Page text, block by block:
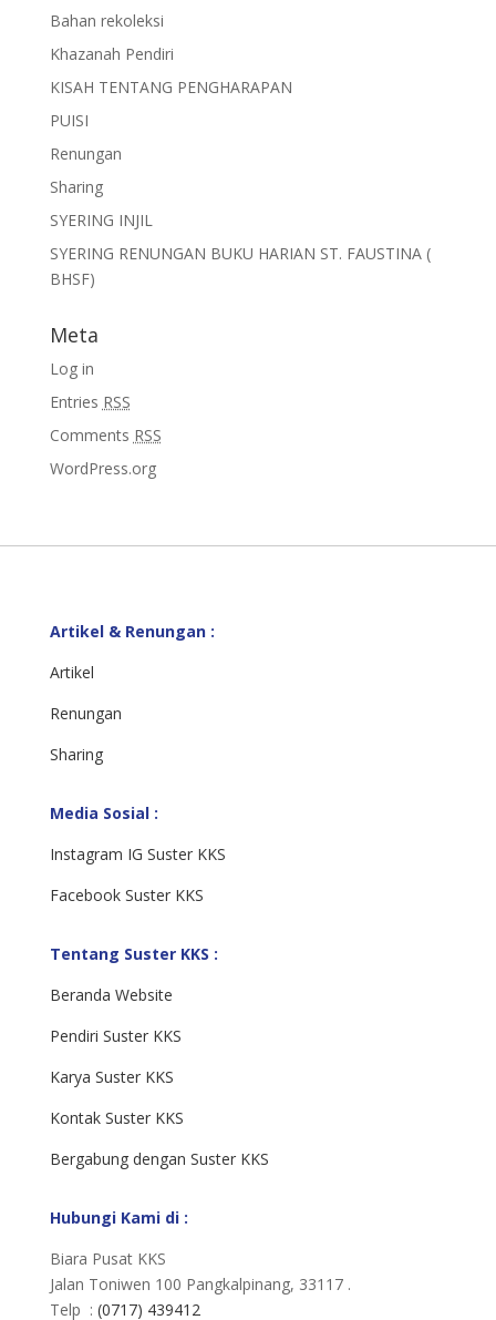
Bahan rekoleksi
Khazanah Pendiri
KISAH TENTANG PENGHARAPAN
PUISI
Renungan
Sharing
SYERING INJIL
SYERING RENUNGAN BUKU HARIAN ST. FAUSTINA (
BHSF)
Meta
Log in
Entries RSS
Comments RSS
WordPress.org
Artikel & Renungan :
Artikel
Renungan
Sharing
Media Sosial :
Instagram IG Suster KKS
Facebook Suster KKS
Tentang Suster KKS :
Beranda Website
Pendiri Suster KKS
Karya Suster KKS
Kontak Suster KKS
Bergabung dengan Suster KKS
Hubungi Kami di :
Biara Pusat KKS
Jalan Toniwen 100 Pangkalpinang, 33117 .
Telp : (0717) 439412